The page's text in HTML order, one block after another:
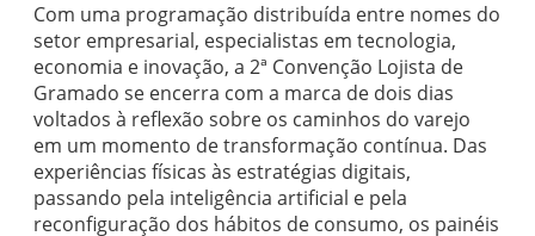
Com uma programação distribuída entre nomes do
setor empresarial, especialistas em tecnologia,
economia e inovação, a 2ª Convenção Lojista de
Gramado se encerra com a marca de dois dias
voltados à reflexão sobre os caminhos do varejo
em um momento de transformação contínua. Das
experiências físicas às estratégias digitais,
passando pela inteligência artificial e pela
reconfiguração dos hábitos de consumo, os painéis